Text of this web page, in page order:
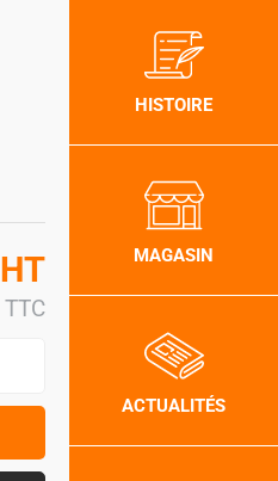
HT
TTC
HISTOIRE
MAGASIN
ACTUALITÉS